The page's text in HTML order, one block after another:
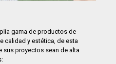
gama de productos de
calidad y estética, de esta
proyectos sean de alta